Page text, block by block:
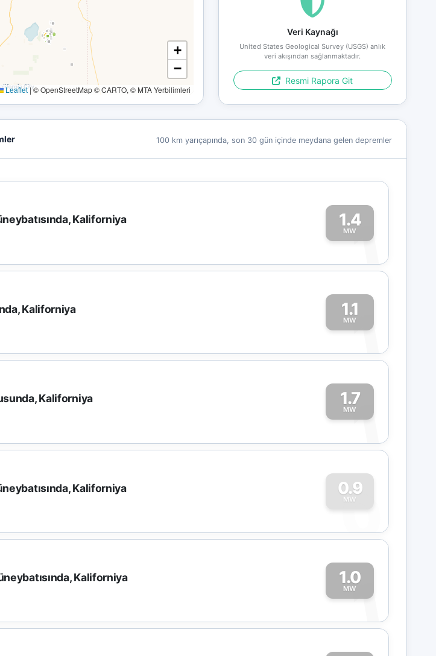
+
−
Leaflet|© OpenStreetMap © CARTO, © MTA Yerbilimleri
Veri Kaynağı
United States Geological Survey (USGS) anlık
veri akışından sağlanmaktadır.
Resmi Rapora Git
100 km yarıçapında, son 30 gün içinde meydana gelen depremler
Kaliforniya 1.4
MW
1
Kaliforniya 1.1
MW
1
Kaliforniya 1.7
MW
1
Kaliforniya 0.9
MW
0
Kaliforniya 1.0
MW
1